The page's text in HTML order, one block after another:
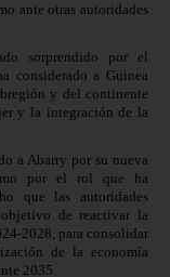
ante otras autoridades
sorprendido por el
considerado a Guinea
y del continente
y la integración de la
a Abarry por su nueva
por el rol que ha
que las autoridades
de reactivar la
2028, para consolidar
de la economía
2035.